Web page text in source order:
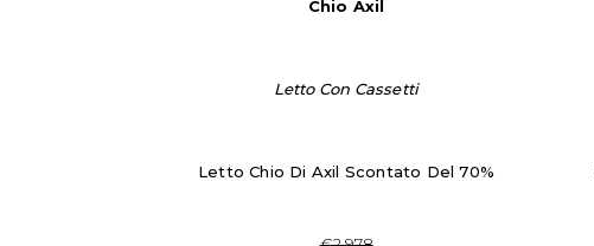
Chio Axil
Letto Con Cassetti
Letto Chio Di Axil Scontato Del 70%